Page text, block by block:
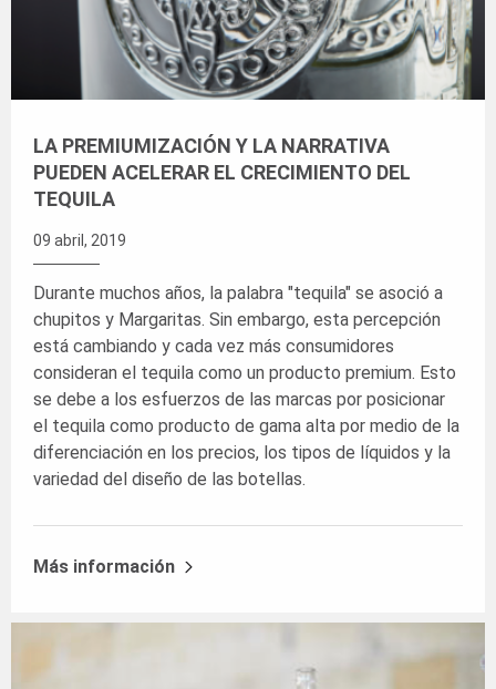
LA PREMIUMIZACIÓN Y LA NARRATIVA
PUEDEN ACELERAR EL CRECIMIENTO DEL
TEQUILA
09 abril, 2019
Durante muchos años, la palabra "tequila" se asoció a
chupitos y Margaritas. Sin embargo, esta percepción
está cambiando y cada vez más consumidores
consideran el tequila como un producto premium. Esto
se debe a los esfuerzos de las marcas por posicionar
el tequila como producto de gama alta por medio de la
diferenciación en los precios, los tipos de líquidos y la
variedad del diseño de las botellas.
Más información